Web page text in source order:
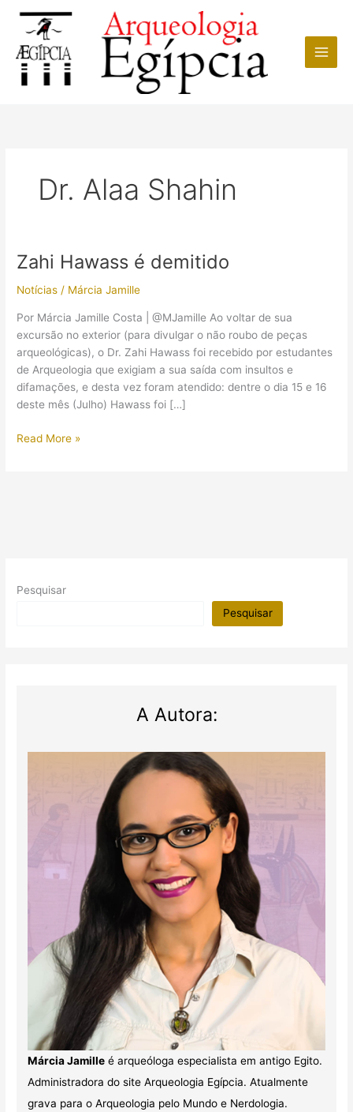
conteúdo
Dr. Alaa Shahin
Zahi Hawass é demitido
Notícias / Márcia Jamille
Por Márcia Jamille Costa | @MJamille Ao voltar de sua
excursão no exterior (para divulgar o não roubo de peças
arqueológicas), o Dr. Zahi Hawass foi recebido por estudantes
de Arqueologia que exigiam a sua saída com insultos e
difamações, e desta vez foram atendido: dentre o dia 15 e 16
deste mês (Julho) Hawass foi […]
Zahi
Read More »
Pesquisar
Pesquisar
A Autora:
Márcia Jamilleé arqueóloga especialista em antigo Egito.
Administradora do site Arqueologia Egípcia. Atualmente
grava para o Arqueologia pelo Mundo e Nerdologia.